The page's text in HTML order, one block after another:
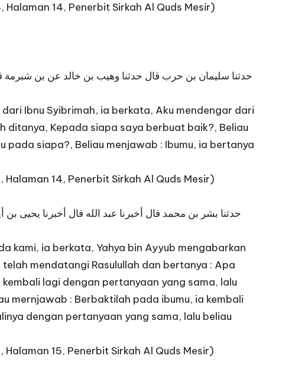
14, Penerbit Sirkah Al Quds Mesir)
حدثنا سليمان بن حرب قال حدثنا وهيب بن خالد عن بن
Ibnu Syibrimah, ia berkata, Aku mendengar dari
ditanya, Kepada siapa saya berbuat baik?, Beliau
pada siapa?, Beliau menjawab : Ibumu, ia bertanya
14, Penerbit Sirkah Al Quds Mesir)
حدثنا بشر بن محمد قال أخبرنا عبد الله قال أخبرنا يحيى
kami, ia berkata, Yahya bin Ayyub mengabarkan
mendatangi Rasulullah dan bertanya : Apa
lagi dengan pertanyaan yang sama, lalu
mernjawab : Berbaktilah pada ibumu, ia kembali
dengan pertanyaan yang sama, lalu beliau
15, Penerbit Sirkah Al Quds Mesir)